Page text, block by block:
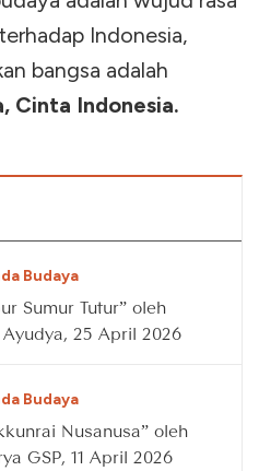
Indonesia,
bangsa adalah
Cinta Indonesia.
Budaya
Sumur Tutur” oleh
25 April 2026
Budaya
Nusanusa” oleh
GSP, 11 April 2026